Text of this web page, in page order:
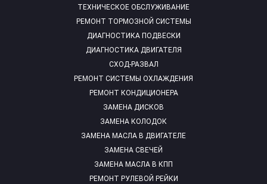
ТЕХНИЧЕСКОЕ ОБСЛУЖИВАНИЕ
РЕМОНТ ТОРМОЗНОЙ СИСТЕМЫ
ДИАГНОСТИКА ПОДВЕСКИ
ДИАГНОСТИКА ДВИГАТЕЛЯ
СХОД-РАЗВАЛ
РЕМОНТ СИСТЕМЫ ОХЛАЖДЕНИЯ
РЕМОНТ КОНДИЦИОНЕРА
ЗАМЕНА ДИСКОВ
ЗАМЕНА КОЛОДОК
ЗАМЕНА МАСЛА В ДВИГАТЕЛЕ
ЗАМЕНА СВЕЧЕЙ
ЗАМЕНА МАСЛА В КПП
РЕМОНТ РУЛЕВОЙ РЕЙКИ